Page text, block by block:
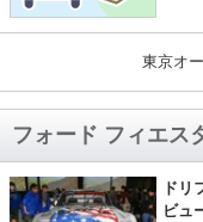
東京オ
フォード フィエス
ドリ
ビュ